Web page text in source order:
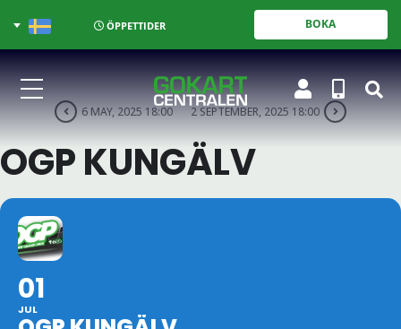
ÖPPETTIDER BOKA
6 MAY, 2025 18:00 2 SEPTEMBER, 2025 18:00
OGP KUNGÄLV
01
JUL